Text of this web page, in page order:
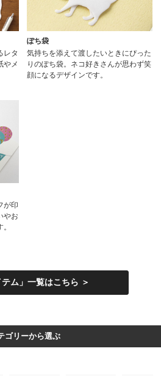
レタ
やメ
ぽち袋
気持ちを添えて渡したいときにぴった
りのぽち袋。ネコ好きさんが思わず笑
顔になるデザインです。
が印
やお
テム」一覧はこちら ＞
ゴリーから選ぶ